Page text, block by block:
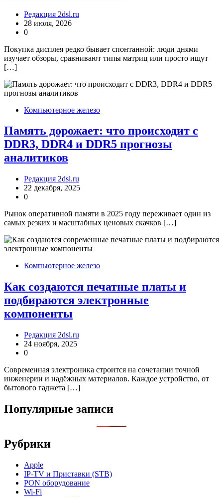
Редакция 2dsl.ru
28 июля, 2026
0
Покупка дисплея редко бывает спонтанной: люди днями
изучает обзоры, сравнивают типы матриц или просто ищут
[…]
Компьютерное железо
Память дорожает: что происходит с
DDR3, DDR4 и DDR5 прогнозы
аналитиков
Редакция 2dsl.ru
22 декабря, 2025
0
Рынок оперативной памяти в 2025 году переживает один из
самых резких и масштабных ценовых скачков […]
Компьютерное железо
Как создаются печатные платы и
подбираются электронные
компоненты
Редакция 2dsl.ru
24 ноября, 2025
0
Современная электроника строится на сочетании точной
инженерии и надёжных материалов. Каждое устройство, от
бытового гаджета […]
Популярные записи
Рубрики
Apple
IP-TV и Приставки (STB)
PON оборудование
Wi-Fi